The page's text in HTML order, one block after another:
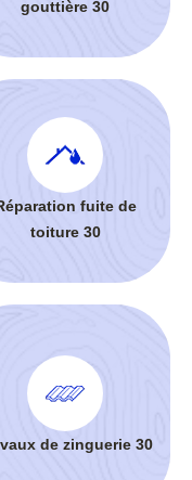
gouttière 30
fuite de
toiture 30
de zinguerie 30